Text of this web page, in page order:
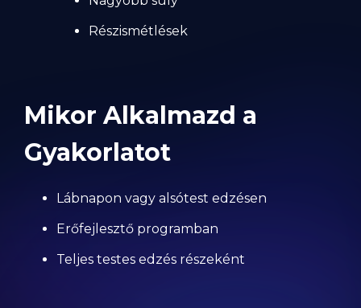
Részismétlések
Mikor Alkalmazd a
Gyakorlatot
Lábnapon vagy alsótest edzésen
Erőfejlesztő programban
Teljes testes edzés részeként